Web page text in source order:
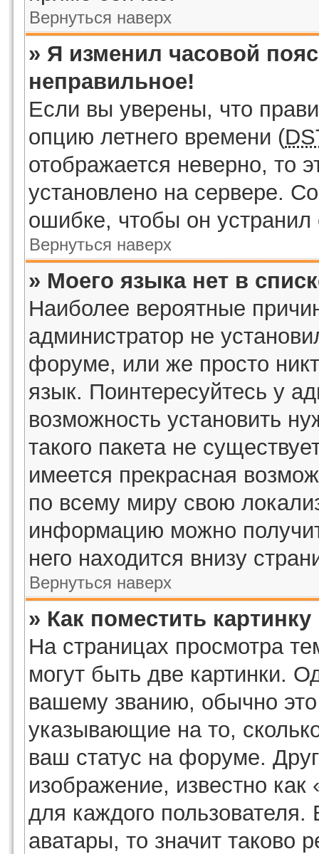
Вернуться наверх
» Я изменил часовой
неправильное!
Если вы уверены, что
опцию летнего времени (
отображается неверно, то
установлено на сервере.
ошибке, чтобы он устранил
Вернуться наверх
» Моего языка нет в
Наиболее вероятные
администратор не
форуме, или же просто
язык. Поинтересуйтесь у
возможность установить
такого пакета не
имеется прекрасная
по всему миру свою
информацию можно
него находится внизу
Вернуться наверх
» Как поместить
На страницах просмотра
могут быть две картинки.
вашему званию, обычно это
указывающие на то,
ваш статус на форуме.
изображение, известно
для каждого
аватары, то значит